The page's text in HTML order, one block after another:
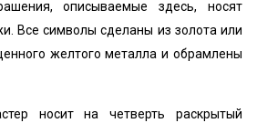
описываемые здесь, носят
Все символы сделаны из золота или
желтого металла и обрамлены
носит на четверть раскрытый